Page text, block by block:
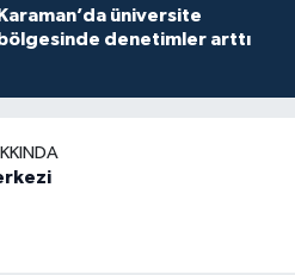
Karaman’da üniversite
bölgesinde denetimler arttı